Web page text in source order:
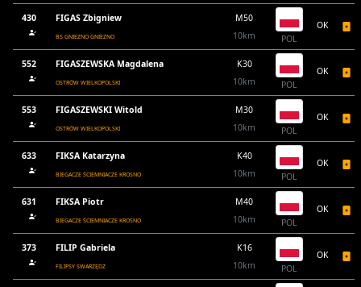
430 FIGAS Zbigniew
BS GNIEZNO GNIEZNO
M50
10km
POL
OK
552 FIGASZEWSKA Magdalena
OSTRÓW WIELKOPOLSKI
K30
10km
POL
OK
553 FIGASZEWSKI Witold
OSTRÓW WIELKOPOLSKI
M30
10km
POL
OK
633 FIKSA Katarzyna
BIEGACZE ŚCIEMNIACZE KROSNO
K40
10km
POL
OK
631 FIKSA Piotr
BIEGACZE ŚCIEMNIACZE KROSNO
M40
10km
POL
OK
373 FILIP Gabriela
FILIPSY SWARZĘDZ
K16
10km
POL
OK